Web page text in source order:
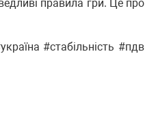
правила гри. Це про
#стабільність #пдв